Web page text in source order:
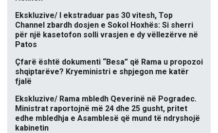
Ekskluzive/ I ekstraduar pas 30 vitesh, Top
Channel zbardh dosjen e Sokol Hoxhës: Si sherri
për një kasetofon solli vrasjen e dy vëllezërve në
Patos
Çfarë është dokumenti “Besa” që Rama u propozoi
shqiptarëve? Kryeministri e shpjegon me katër
fjalë
Ekskluzive/ Rama mbledh Qeverinë në Pogradec.
Ministrat raportojnë më 24 dhe 25 gusht, pritet
edhe mbledhja e Asamblesë që mund të ndryshojë
kabinetin